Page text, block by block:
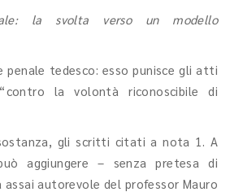
la svolta verso un modello
penale tedesco: esso punisce gli atti
la volontà riconoscibile di
gli scritti citati a nota 1. A
aggiungere – senza pretesa di
autorevole del professor Mauro